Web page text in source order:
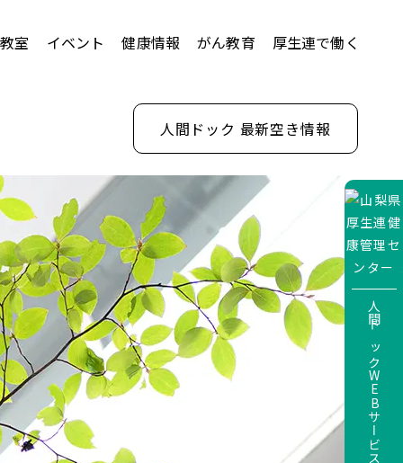
室 イベント 健康情報 がん教育 厚生連で働く
人間ドック 最新空き情報
人間ドックWEBサービス